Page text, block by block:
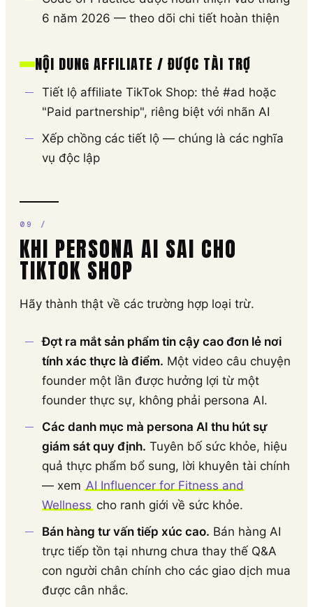
6 năm 2026 — theo dõi chi tiết hoàn thiện
NỘI DUNG AFFILIATE / ĐƯỢC TÀI TRỢ
Tiết lộ affiliate TikTok Shop: thẻ #ad hoặc
"Paid partnership", riêng biệt với nhãn AI
Xếp chồng các tiết lộ — chúng là các nghĩa
vụ độc lập
KHI PERSONA AI SAI CHO
TIKTOK SHOP
Hãy thành thật về các trường hợp loại trừ.
Đợt ra mắt sản phẩm tin cậy cao đơn lẻ nơi
tính xác thực là điểm. Một video câu chuyện
founder một lần được hưởng lợi từ một
founder thực sự, không phải persona AI.
Các danh mục mà persona AI thu hút sự
giám sát quy định. Tuyên bố sức khỏe, hiệu
quả thực phẩm bổ sung, lời khuyên tài chính
— xem AI Influencer for Fitness and
Wellness cho ranh giới về sức khỏe.
Bán hàng tư vấn tiếp xúc cao. Bán hàng AI
trực tiếp tồn tại nhưng chưa thay thế Q&A
con người chân chính cho các giao dịch mua
được cân nhắc.